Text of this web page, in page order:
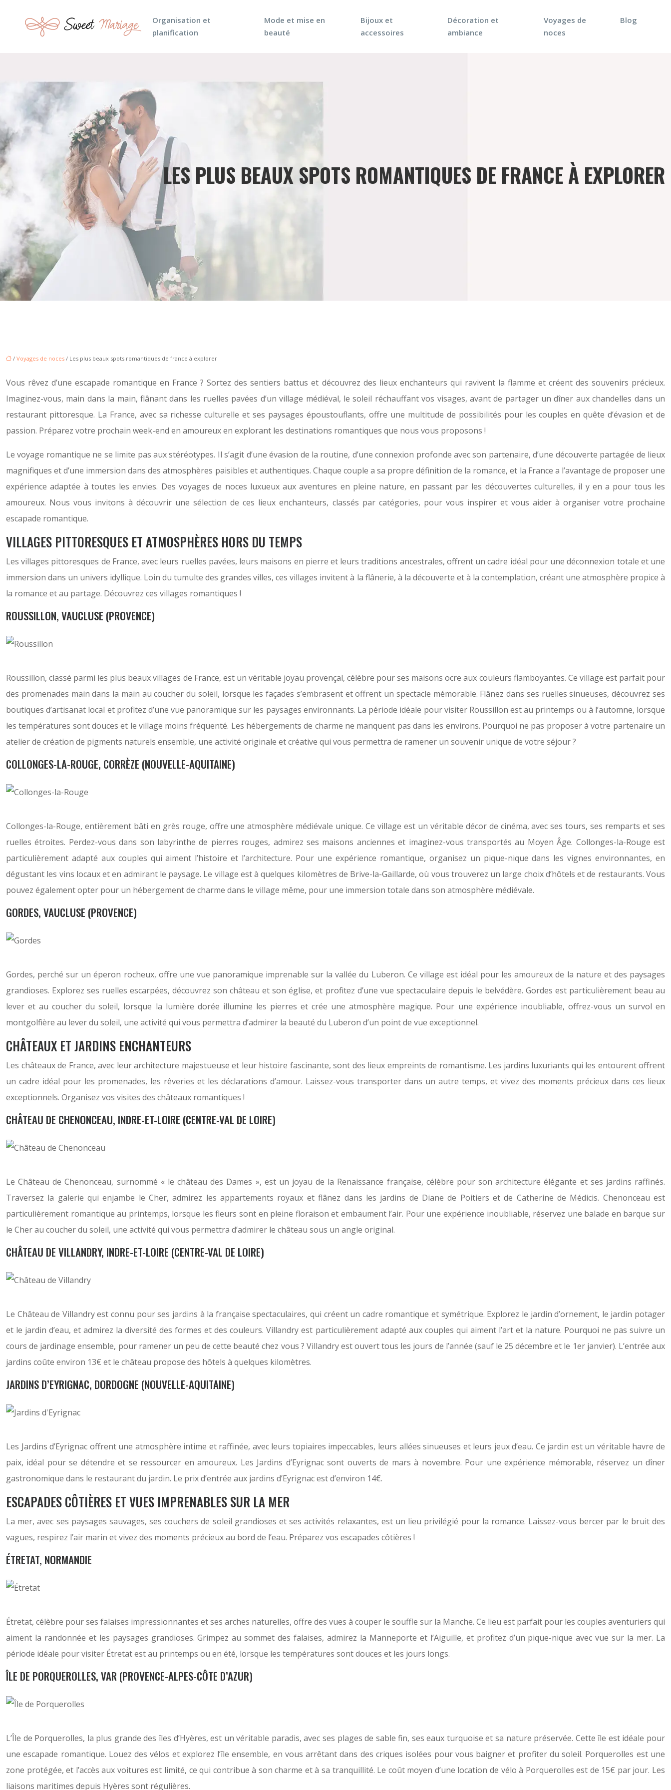
Organisation et
planification
Mode et mise en
beauté
Bijoux et
accessoires
Décoration et
ambiance
Voyages de
noces
Blog
LES PLUS BEAUX SPOTS ROMANTIQUES DE FRANCE À EXPLORER
/ Voyages de noces / Les plus beaux spots romantiques de france à explorer
Vous rêvez d’une escapade romantique en France ? Sortez des sentiers battus et découvrez des lieux enchanteurs qui ravivent la flamme et créent des souvenirs précieux.
Imaginez-vous, main dans la main, flânant dans les ruelles pavées d’un village médiéval, le soleil réchauffant vos visages, avant de partager un dîner aux chandelles dans un
restaurant pittoresque. La France, avec sa richesse culturelle et ses paysages époustouflants, offre une multitude de possibilités pour les couples en quête d’évasion et de
passion. Préparez votre prochain week-end en amoureux en explorant les destinations romantiques que nous vous proposons !
Le voyage romantique ne se limite pas aux stéréotypes. Il s’agit d’une évasion de la routine, d’une connexion profonde avec son partenaire, d’une découverte partagée de lieux
magnifiques et d’une immersion dans des atmosphères paisibles et authentiques. Chaque couple a sa propre définition de la romance, et la France a l’avantage de proposer une
expérience adaptée à toutes les envies. Des voyages de noces luxueux aux aventures en pleine nature, en passant par les découvertes culturelles, il y en a pour tous les
amoureux. Nous vous invitons à découvrir une sélection de ces lieux enchanteurs, classés par catégories, pour vous inspirer et vous aider à organiser votre prochaine
escapade romantique.
VILLAGES PITTORESQUES ET ATMOSPHÈRES HORS DU TEMPS
Les villages pittoresques de France, avec leurs ruelles pavées, leurs maisons en pierre et leurs traditions ancestrales, offrent un cadre idéal pour une déconnexion totale et une
immersion dans un univers idyllique. Loin du tumulte des grandes villes, ces villages invitent à la flânerie, à la découverte et à la contemplation, créant une atmosphère propice à
la romance et au partage. Découvrez ces villages romantiques !
ROUSSILLON, VAUCLUSE (PROVENCE)
Roussillon, classé parmi les plus beaux villages de France, est un véritable joyau provençal, célèbre pour ses maisons ocre aux couleurs flamboyantes. Ce village est parfait pour
des promenades main dans la main au coucher du soleil, lorsque les façades s’embrasent et offrent un spectacle mémorable. Flânez dans ses ruelles sinueuses, découvrez ses
boutiques d’artisanat local et profitez d’une vue panoramique sur les paysages environnants. La période idéale pour visiter Roussillon est au printemps ou à l’automne, lorsque
les températures sont douces et le village moins fréquenté. Les hébergements de charme ne manquent pas dans les environs. Pourquoi ne pas proposer à votre partenaire un
atelier de création de pigments naturels ensemble, une activité originale et créative qui vous permettra de ramener un souvenir unique de votre séjour ?
COLLONGES-LA-ROUGE, CORRÈZE (NOUVELLE-AQUITAINE)
Collonges-la-Rouge, entièrement bâti en grès rouge, offre une atmosphère médiévale unique. Ce village est un véritable décor de cinéma, avec ses tours, ses remparts et ses
ruelles étroites. Perdez-vous dans son labyrinthe de pierres rouges, admirez ses maisons anciennes et imaginez-vous transportés au Moyen Âge. Collonges-la-Rouge est
particulièrement adapté aux couples qui aiment l’histoire et l’architecture. Pour une expérience romantique, organisez un pique-nique dans les vignes environnantes, en
dégustant les vins locaux et en admirant le paysage. Le village est à quelques kilomètres de Brive-la-Gaillarde, où vous trouverez un large choix d’hôtels et de restaurants. Vous
pouvez également opter pour un hébergement de charme dans le village même, pour une immersion totale dans son atmosphère médiévale.
GORDES, VAUCLUSE (PROVENCE)
Gordes, perché sur un éperon rocheux, offre une vue panoramique imprenable sur la vallée du Luberon. Ce village est idéal pour les amoureux de la nature et des paysages
grandioses. Explorez ses ruelles escarpées, découvrez son château et son église, et profitez d’une vue spectaculaire depuis le belvédère. Gordes est particulièrement beau au
lever et au coucher du soleil, lorsque la lumière dorée illumine les pierres et crée une atmosphère magique. Pour une expérience inoubliable, offrez-vous un survol en
montgolfière au lever du soleil, une activité qui vous permettra d’admirer la beauté du Luberon d’un point de vue exceptionnel.
CHÂTEAUX ET JARDINS ENCHANTEURS
Les châteaux de France, avec leur architecture majestueuse et leur histoire fascinante, sont des lieux empreints de romantisme. Les jardins luxuriants qui les entourent offrent
un cadre idéal pour les promenades, les rêveries et les déclarations d’amour. Laissez-vous transporter dans un autre temps, et vivez des moments précieux dans ces lieux
exceptionnels. Organisez vos visites des châteaux romantiques !
CHÂTEAU DE CHENONCEAU, INDRE-ET-LOIRE (CENTRE-VAL DE LOIRE)
Le Château de Chenonceau, surnommé « le château des Dames », est un joyau de la Renaissance française, célèbre pour son architecture élégante et ses jardins raffinés.
Traversez la galerie qui enjambe le Cher, admirez les appartements royaux et flânez dans les jardins de Diane de Poitiers et de Catherine de Médicis. Chenonceau est
particulièrement romantique au printemps, lorsque les fleurs sont en pleine floraison et embaument l’air. Pour une expérience inoubliable, réservez une balade en barque sur
le Cher au coucher du soleil, une activité qui vous permettra d’admirer le château sous un angle original.
CHÂTEAU DE VILLANDRY, INDRE-ET-LOIRE (CENTRE-VAL DE LOIRE)
Le Château de Villandry est connu pour ses jardins à la française spectaculaires, qui créent un cadre romantique et symétrique. Explorez le jardin d’ornement, le jardin potager
et le jardin d’eau, et admirez la diversité des formes et des couleurs. Villandry est particulièrement adapté aux couples qui aiment l’art et la nature. Pourquoi ne pas suivre un
cours de jardinage ensemble, pour ramener un peu de cette beauté chez vous ? Villandry est ouvert tous les jours de l’année (sauf le 25 décembre et le 1er janvier). L’entrée aux
jardins coûte environ 13€ et le château propose des hôtels à quelques kilomètres.
JARDINS D’EYRIGNAC, DORDOGNE (NOUVELLE-AQUITAINE)
Les Jardins d’Eyrignac offrent une atmosphère intime et raffinée, avec leurs topiaires impeccables, leurs allées sinueuses et leurs jeux d’eau. Ce jardin est un véritable havre de
paix, idéal pour se détendre et se ressourcer en amoureux. Les Jardins d’Eyrignac sont ouverts de mars à novembre. Pour une expérience mémorable, réservez un dîner
gastronomique dans le restaurant du jardin. Le prix d’entrée aux jardins d’Eyrignac est d’environ 14€.
ESCAPADES CÔTIÈRES ET VUES IMPRENABLES SUR LA MER
La mer, avec ses paysages sauvages, ses couchers de soleil grandioses et ses activités relaxantes, est un lieu privilégié pour la romance. Laissez-vous bercer par le bruit des
vagues, respirez l’air marin et vivez des moments précieux au bord de l’eau. Préparez vos escapades côtières !
ÉTRETAT, NORMANDIE
Étretat, célèbre pour ses falaises impressionnantes et ses arches naturelles, offre des vues à couper le souffle sur la Manche. Ce lieu est parfait pour les couples aventuriers qui
aiment la randonnée et les paysages grandioses. Grimpez au sommet des falaises, admirez la Manneporte et l’Aiguille, et profitez d’un pique-nique avec vue sur la mer. La
période idéale pour visiter Étretat est au printemps ou en été, lorsque les températures sont douces et les jours longs.
ÎLE DE PORQUEROLLES, VAR (PROVENCE-ALPES-CÔTE D’AZUR)
L’Île de Porquerolles, la plus grande des îles d’Hyères, est un véritable paradis, avec ses plages de sable fin, ses eaux turquoise et sa nature préservée. Cette île est idéale pour
une escapade romantique. Louez des vélos et explorez l’île ensemble, en vous arrêtant dans des criques isolées pour vous baigner et profiter du soleil. Porquerolles est une
zone protégée, et l’accès aux voitures est limité, ce qui contribue à son charme et à sa tranquillité. Le coût moyen d’une location de vélo à Porquerolles est de 15€ par jour. Les
liaisons maritimes depuis Hyères sont régulières.